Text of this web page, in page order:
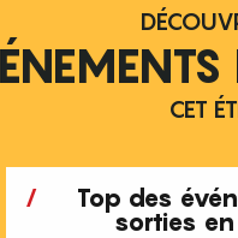
CET
Top des
sorties